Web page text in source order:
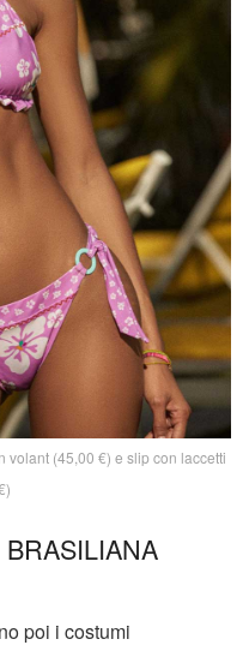
volant (45,00 €) e slip con laccetti
poi i costumi